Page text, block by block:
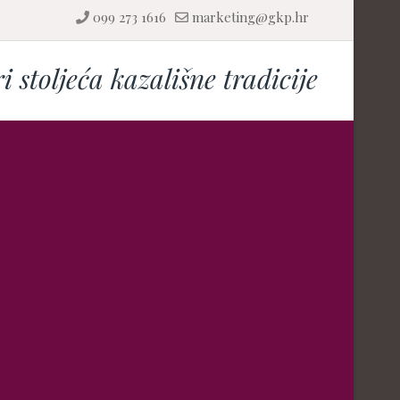
099 273 1616 marketing@gkp.hr
stoljeća kazališne tradicije